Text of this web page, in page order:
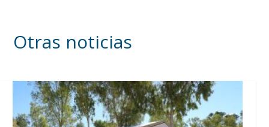
Otras noticias